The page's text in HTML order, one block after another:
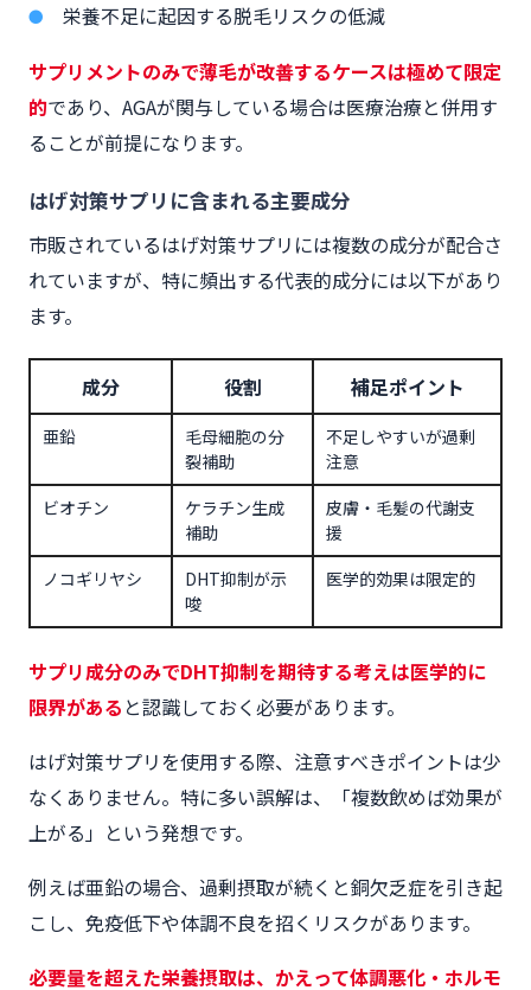
栄養不足に起因する脱毛リスクの低減
サプリメントのみで薄毛が改善するケースは極めて限定
的であり、AGAが関与している場合は医療治療と併用す
ることが前提になります。
はげ対策サプリに含まれる主要成分
市販されているはげ対策サプリには複数の成分が配合さ
れていますが、特に頻出する代表的成分には以下があり
ます。
成分 役割 補足ポイント
亜鉛
毛母細胞の分
裂補助
不足しやすいが過剰
注意
ビオチン
ケラチン生成
補助
皮膚・毛髪の代謝支
援
ノコギリヤシ
DHT抑制が示
唆
医学的効果は限定的
サプリ成分のみでDHT抑制を期待する考えは医学的に
限界がある と認識しておく必要があります。
はげ対策サプリを使用する際、注意すべきポイントは少
なくありません。特に多い誤解は、「複数飲めば効果が
上がる」という発想です。
例えば亜鉛の場合、過剰摂取が続くと銅欠乏症を引き起
こし、免疫低下や体調不良を招くリスクがあります。
必要量を超えた栄養摂取は、かえって体調悪化・ホルモ